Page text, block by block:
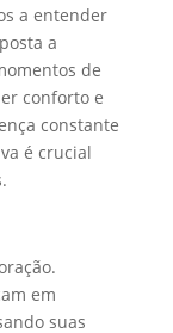
a entender
a
de
conforto e
constante
é crucial
em
suas